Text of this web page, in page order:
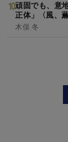
頑固でも、意
正体」〈風、
木俣 冬